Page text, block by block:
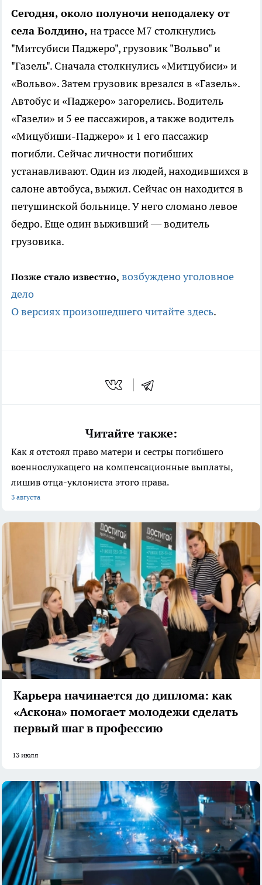
Сегодня, около полуночи неподалеку от
села Болдино, на трассе М7 столкнулись
"Митсубиси Паджеро", грузовик "Вольво" и
"Газель". Сначала столкнулись «Митцубиси» и
«Вольво». Затем грузовик врезался в «Газель».
Автобус и «Паджеро» загорелись. Водитель
«Газели» и 5 ее пассажиров, а также водитель
«Мицубиши-Паджеро» и 1 его пассажир
погибли. Сейчас личности погибших
устанавливают. Один из людей, находившихся в
салоне автобуса, выжил. Сейчас он находится в
петушинской больнице. У него сломано левое
бедро. Еще один выживший — водитель
грузовика.
Позже стало известно, возбуждено уголовное
дело
О версиях произошедшего читайте здесь.
Читайте также:
Как я отстоял право матери и сестры погибшего
военнослужащего на компенсационные выплаты,
лишив отца-уклониста этого права.
3 августа
Карьера начинается до диплома: как
«Аскона» помогает молодежи сделать
первый шаг в профессию
13 июля